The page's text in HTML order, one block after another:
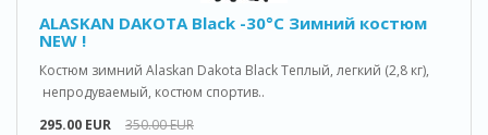
ALASKAN DAKOTA Black -30°C Зимний костюм
NEW !
Костюм зимний Alaskan Dakota Black Теплый, легкий (2,8 кг),
непродуваемый, костюм спортив..
295.00 EUR
350.00 EUR